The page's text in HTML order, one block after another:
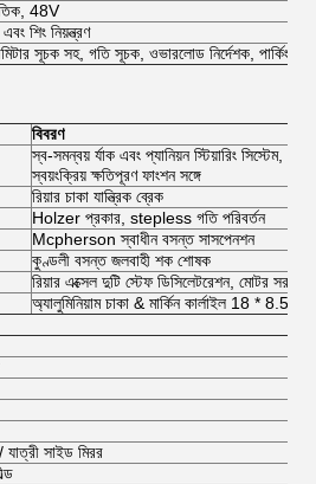
48V
শিং নিয়ন্ত্রণ
সূচক সহ, গতি সূচক, ওভারলোড নির্দেশক, পার্কিং
বিবরণ
স্ব-সমন্বয় র্যাক এবং প্যানিয়ন স্টিয়ারিং সিস্টেম,
স্বয়ংক্রিয় ক্ষতিপূরণ ফাংশন সঙ্গে
রিয়ার চাকা যান্ত্রিক ব্রেক
Holzer প্রকার, stepless গতি পরিবর্তন
Mcpherson স্বাধীন বসন্ত সাসপেনশন
কুণ্ডলী বসন্ত জলবাহী শক শোষক
রিয়ার এক্সেল দুটি স্টেফ ডিসিলেটরেশন, মোটর সরাসরি
অ্যালুমিনিয়াম চাকা & মার্কিন কার্লাইল 18 * 8.5-8
যাত্রী সাইড মিরর